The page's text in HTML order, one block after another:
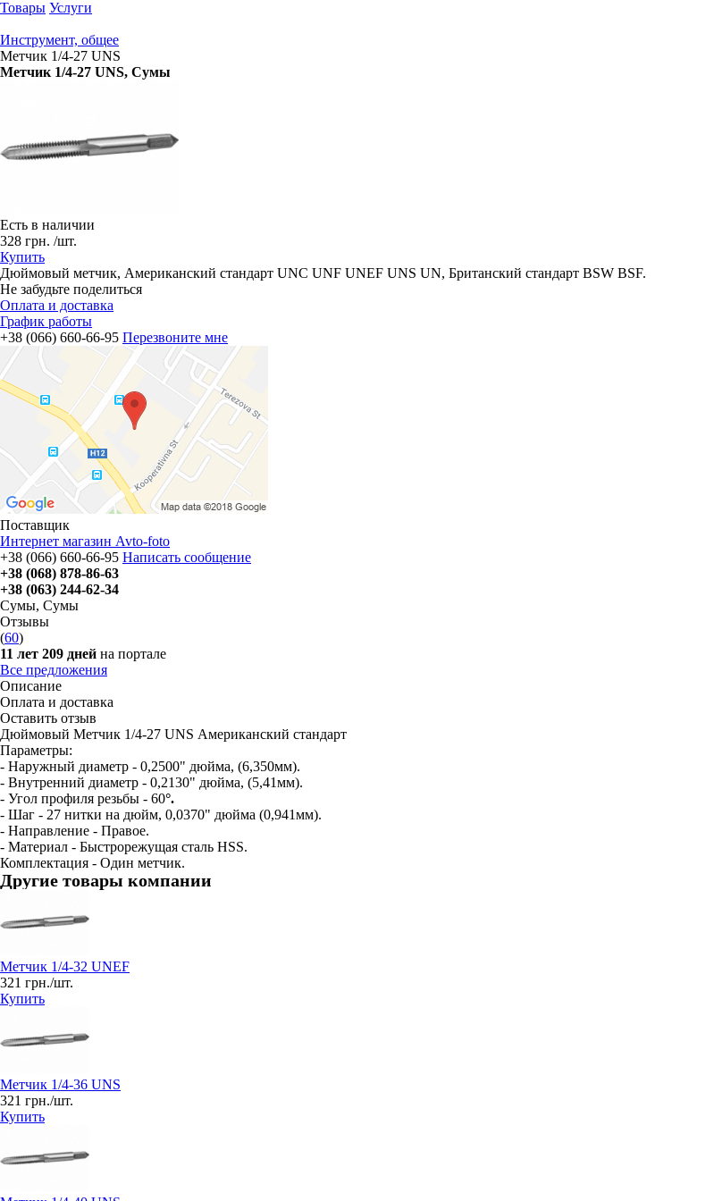
Товары Услуги
Инструмент, общее
Метчик 1/4-27 UNS
Метчик 1/4-27 UNS, Сумы
Есть в наличии
328 грн. /шт.
Купить
Дюймовый метчик, Американский стандарт UNC UNF UNEF UNS UN, Британский стандарт BSW BSF.
Не забудьте поделиться
Оплата и доставка
График работы
+38 (066) 660-66-95 Перезвоните мне
Поставщик
Интернет магазин Avto-foto
+38 (066) 660-66-95 Написать сообщение
+38 (068) 878-86-63
+38 (063) 244-62-34
Сумы, Сумы
Отзывы
(60)
11 лет 209 дней на портале
Все предложения
Описание
Оплата и доставка
Оставить отзыв
Дюймовый Метчик 1/4-27 UNS Американский стандарт
Параметры:
- Наружный диаметр - 0,2500" дюйма, (6,350мм).
- Внутренний диаметр - 0,2130" дюйма, (5,41мм).
- Угол профиля резьбы - 60°.
- Шаг - 27 нитки на дюйм, 0,0370" дюйма (0,941мм).
- Направление - Правое.
- Материал - Быстрорежущая сталь HSS.
Комплектация - Один метчик.
Другие товары компании
Метчик 1/4-32 UNEF
321 грн./шт.
Купить
Метчик 1/4-36 UNS
321 грн./шт.
Купить